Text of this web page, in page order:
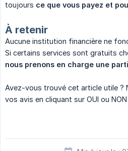
toujours ce que vous payez et
À retenir
Aucune institution financière ne
Si certains services sont gratuits
nous prenons en charge une
Avez-vous trouvé cet article utile ?
vos avis en cliquant sur OUI ou